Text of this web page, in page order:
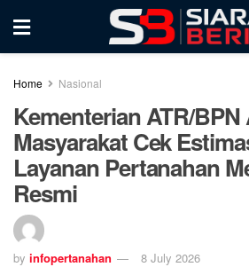
Home Nasional
Kementerian ATR/BPN
Masyarakat Cek
Layanan Pertanahan
Resmi
by infopertanahan 8 July 2026